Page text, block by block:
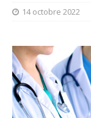
14 octobre 2022